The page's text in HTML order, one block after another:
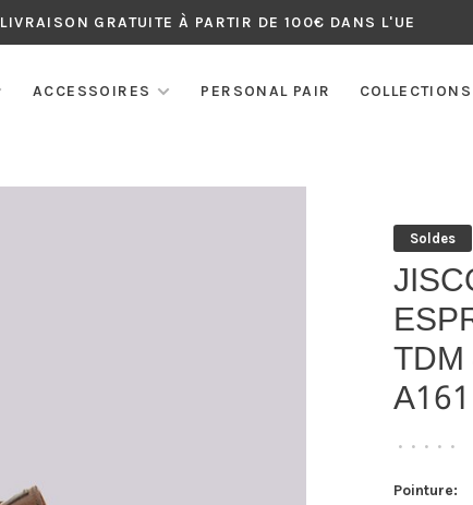
LIVRAISON GRATUITE À PARTIR DE 100€ DANS L'UE
ACCESSOIRES PERSONAL PAIR COLLECTIONS
Soldes
A161
• • • • •
Pointure: